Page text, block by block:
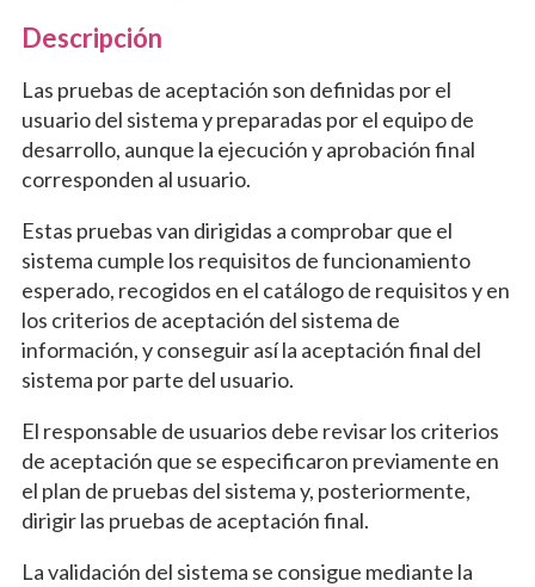
Descripción
Las pruebas de aceptación son definidas por el
usuario del sistema y preparadas por el equipo de
desarrollo, aunque la ejecución y aprobación final
corresponden al usuario.
Estas pruebas van dirigidas a comprobar que el
sistema cumple los requisitos de funcionamiento
esperado, recogidos en el catálogo de requisitos y en
los criterios de aceptación del sistema de
información, y conseguir así la aceptación final del
sistema por parte del usuario.
El responsable de usuarios debe revisar los criterios
de aceptación que se especificaron previamente en
el plan de pruebas del sistema y, posteriormente,
dirigir las pruebas de aceptación final.
La validación del sistema se consigue mediante la